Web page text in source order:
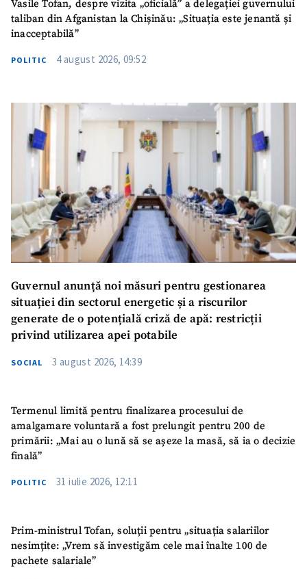
Vasile Tofan, despre vizita „oficială” a delegației guvernului
taliban din Afganistan la Chișinău: „Situația este jenantă și
inacceptabilă”
POLITIC 4 august 2026, 09:52
Guvernul anunță noi măsuri pentru gestionarea
situației din sectorul energetic și a riscurilor
generate de o potențială criză de apă: restricții
privind utilizarea apei potabile
SOCIAL 3 august 2026, 14:39
Termenul limită pentru finalizarea procesului de
amalgamare voluntară a fost prelungit pentru 200 de
primării: „Mai au o lună să se așeze la masă, să ia o decizie
finală”
POLITIC 31 iulie 2026, 12:11
Prim-ministrul Tofan, soluții pentru „situația salariilor
nesimțite: „Vrem să investigăm cele mai înalte 100 de
pachete salariale”